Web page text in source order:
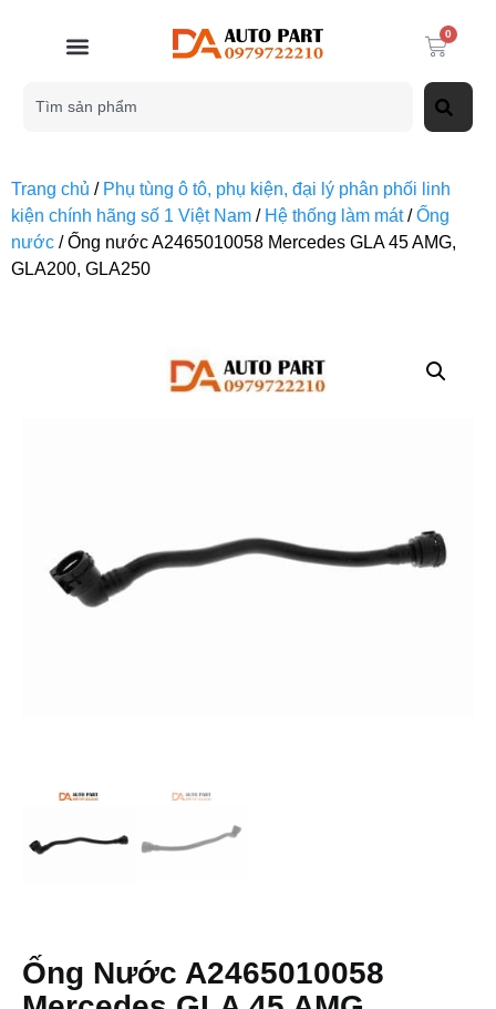
0
Trang chủ / Phụ tùng ô tô, phụ kiện, đại lý phân phối linh
kiện chính hãng số 1 Việt Nam / Hệ thống làm mát/Ống
nước / Ống nước A2465010058 Mercedes GLA 45 AMG,
GLA200, GLA250
Ống Nước A2465010058